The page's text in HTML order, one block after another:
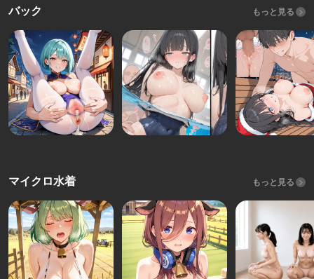
バック もっと見る
マイクロ水着 もっと見る